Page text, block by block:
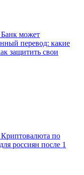
Банк может
перевод: какие
защитить свои
Криптовалюта по
россиян после 1